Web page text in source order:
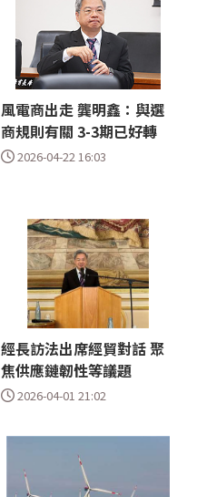
風電商出走 龔明鑫：與選
商規則有關 3-3期已好轉
2026-04-22 16:03
經長訪法出席經貿對話 聚
焦供應鏈韌性等議題
2026-04-01 21:02